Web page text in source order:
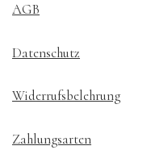
AGB
Datenschutz
Widerrufsbelehrung
Zahlungsarten